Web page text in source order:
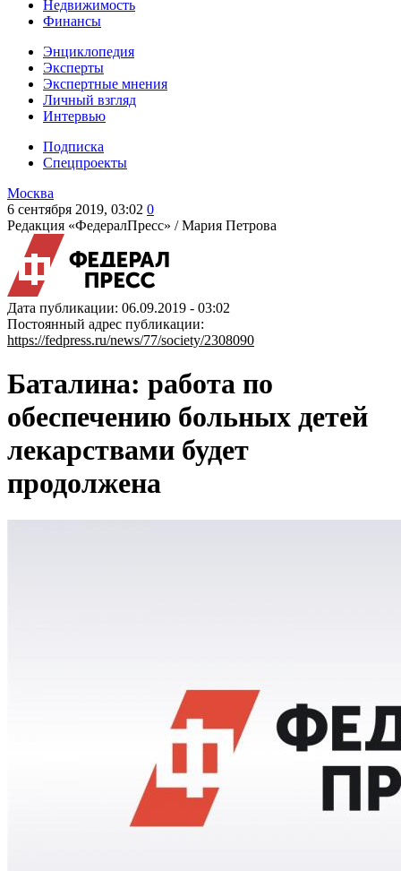
Недвижимость
Финансы
Энциклопедия
Эксперты
Экспертные мнения
Личный взгляд
Интервью
Подписка
Спецпроекты
Москва
6 сентября 2019, 03:02 0
Редакция «ФедералПресс» /Мария Петрова
Дата публикации: 06.09.2019 - 03:02
Постоянный адрес публикации:
https://fedpress.ru/news/77/society/2308090
Баталина: работа по
обеспечению больных детей
лекарствами будет
продолжена